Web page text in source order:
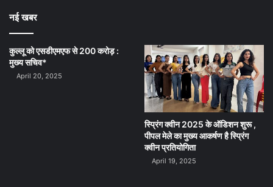
नई खबर
कुल्लू को एसडीएमएफ से 200 करोड़ :
मुख्य सचिव*
April 20, 2025
स्प्रिंग क्वीन 2025 के ऑडिशन शुरू ,
पीपल मेले का मुख्य आकर्षण है स्प्रिंग
क्वीन प्रतियोगिता
April 19, 2025